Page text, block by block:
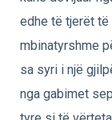
edhe të tjerët të
mbinatyrshme
sa syri i një
nga gabimet